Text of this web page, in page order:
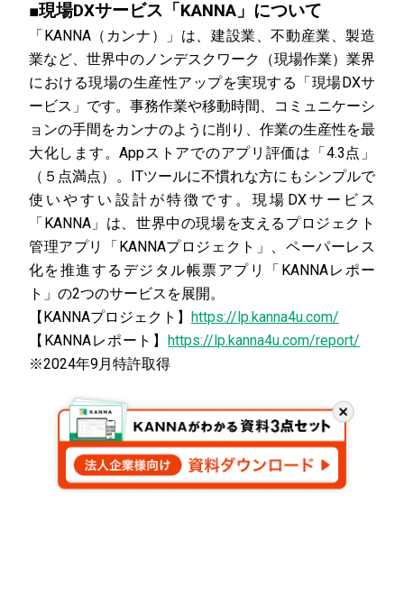
■現場DXサービス「KANNA」について
「KANNA（カンナ）」は、建設業、不動産業、製造
業など、世界中のノンデスクワーク（現場作業）業界
における現場の生産性アップを実現する「現場DXサ
ービス」です。事務作業や移動時間、コミュニケーシ
ョンの手間をカンナのように削り、作業の生産性を最
大化します。Appストアでのアプリ評価は「4.3点」
（５点満点）。ITツールに不慣れな方にもシンプルで
使いやすい設計が特徴です。現場DXサービス
「KANNA」は、世界中の現場を支えるプロジェクト
管理アプリ「KANNAプロジェクト」、ペーパーレス
化を推進するデジタル帳票アプリ「KANNAレポー
ト」の2つのサービスを展開。
【KANNAプロジェクト】 https://lp.kanna4u.com/
【KANNAレポート】https://lp.kanna4u.com/report/
※2024年9月特許取得
閉